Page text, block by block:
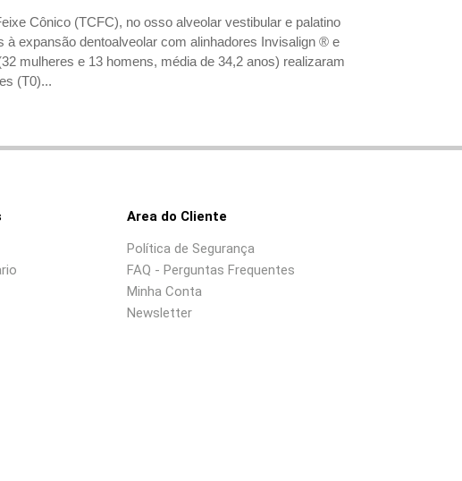
Cônico (TCFC), no osso alveolar vestibular e palatino
expansão dentoalveolar com alinhadores Invisalign ® e
mulheres e 13 homens, média de 34,2 anos) realizaram
(T0)...
Area do Cliente
Política de Segurança
FAQ - Perguntas Frequentes
Minha Conta
Newsletter